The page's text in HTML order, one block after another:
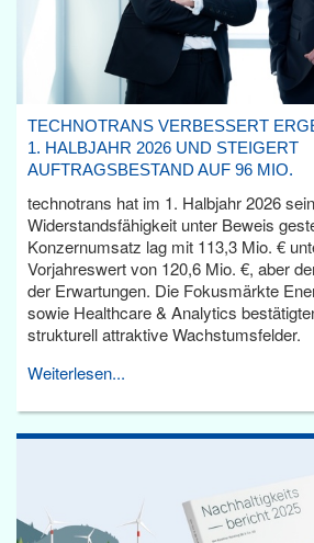
TECHNOTRANS VERBESSERT
1. HALBJAHR 2026 UND STEIGERT
AUFTRAGSBESTAND AUF 96 MIO.
technotrans hat im 1. Halbjahr 2026
Widerstandsfähigkeit unter Beweis
Konzernumsatz lag mit 113,3 Mio. €
Vorjahreswert von 120,6 Mio. €, aber
der Erwartungen. Die Fokusmärkte
sowie Healthcare & Analytics
strukturell attraktive Wachstumsfelder.
Weiterlesen...